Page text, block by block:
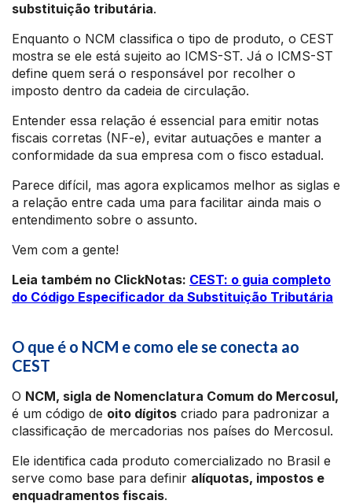
substituição tributária.
Enquanto o NCM classifica o tipo de produto, o CEST
mostra se ele está sujeito ao ICMS-ST. Já o ICMS-ST
define quem será o responsável por recolher o
imposto dentro da cadeia de circulação.
Entender essa relação é essencial para emitir notas
fiscais corretas (NF-e), evitar autuações e manter a
conformidade da sua empresa com o fisco estadual.
Parece difícil, mas agora explicamos melhor as siglas e
a relação entre cada uma para facilitar ainda mais o
entendimento sobre o assunto.
Vem com a gente!
Leia também no ClickNotas: CEST: o guia completo
do Código Especificador da Substituição Tributária
O que é o NCM e como ele se conecta ao
CEST
O NCM, sigla de Nomenclatura Comum do Mercosul,
é um código de oito dígitos criado para padronizar a
classificação de mercadorias nos países do Mercosul.
Ele identifica cada produto comercializado no Brasil e
serve como base para definir alíquotas, impostos e
enquadramentos fiscais.